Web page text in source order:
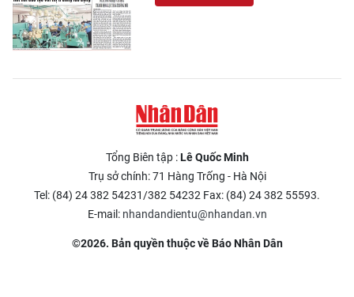
Tổng Biên tập :Lê Quốc Minh
Trụ sở chính: 71 Hàng Trống - Hà Nội
Tel: (84) 24 382 54231/382 54232 Fax: (84) 24 382 55593.
E-mail: nhandandientu@nhandan.vn
©2026. Bản quyền thuộc về Báo Nhân Dân